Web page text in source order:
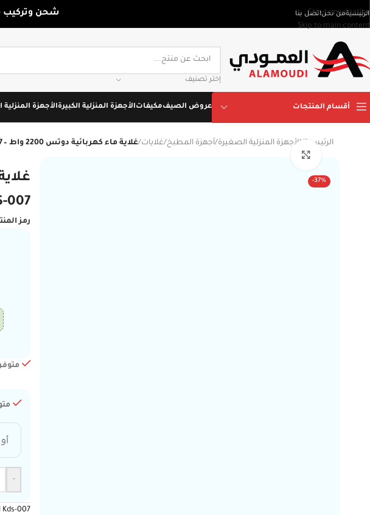
Skip to navigation
Skip to main content
الرئيسيةمن نحناتصل بنا شحن وتركيب
إختر تصنيف
أقسام المنتجات عروض الصيفمكيفاتالأجهزة المنزلية الكبيرةالأجهزة
الرئيسية / الأجهزة المنزلية الصغيرة/أجهزة المطبخ/غلايات/غلاية ماء كهربائية دوتس 2200 واط – 1.7 لتر – ستانلس ستيل – موديل KDS-007
-37%
007
رمز
-
Kds-007